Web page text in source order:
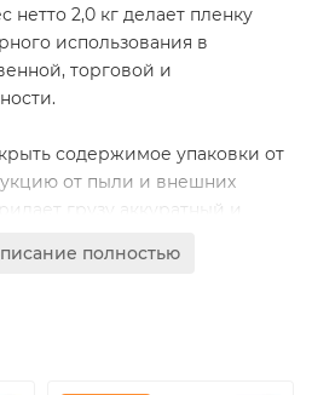
2,0 кг делает пленку
использования в
торговой и
содержимое упаковки от
от пыли и внешних
грузу аккуратный и
равномерной
полностью